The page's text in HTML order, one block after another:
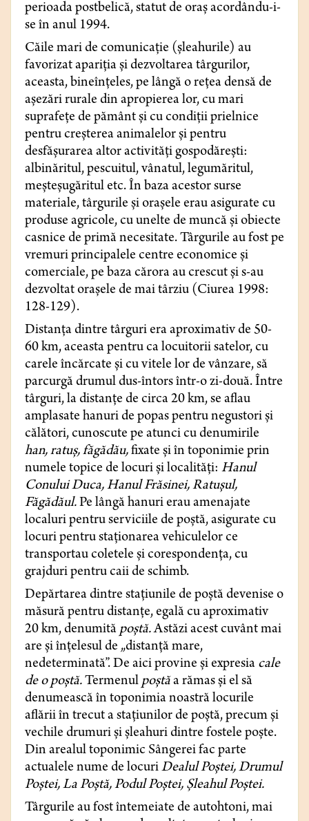
perioada postbelică, statut de oraș acordându-i-
se în anul 1994.
Căile mari de comunicație (șleahurile) au
favorizat apariția și dezvoltarea târgurilor,
aceasta, bineînțeles, pe lângă o rețea densă de
așezări rurale din apropierea lor, cu mari
suprafețe de pământ și cu condiții prielnice
pentru creșterea animalelor și pentru
desfășurarea altor activități gospodărești:
albinăritul, pescuitul, vânatul, legumăritul,
meșteșugăritul etc. În baza acestor surse
materiale, târgurile și orașele erau asigurate cu
produse agricole, cu unelte de muncă și obiecte
casnice de primă necesitate. Târgurile au fost pe
vremuri principalele centre economice și
comerciale, pe baza cărora au crescut și s-au
dezvoltat orașele de mai târziu (Ciurea 1998:
128-129).
Distanța dintre târguri era aproximativ de 50-
60 km, aceasta pentru ca locuitorii satelor, cu
carele încărcate și cu vitele lor de vânzare, să
parcurgă drumul dus-întors într-o zi-două. Între
târguri, la distanțe de circa 20 km, se aflau
amplasate hanuri de popas pentru negustori și
călători, cunoscute pe atunci cu denumirile
han, ratuș, făgădău,fixate și în toponimie prin
numele topice de locuri și localități: Hanul
Conului Duca, Hanul Frăsinei, Ratușul,
Făgădăul.Pe lângă hanuri erau amenajate
localuri pentru serviciile de poștă, asigurate cu
locuri pentru staționarea vehiculelor ce
transportau coletele și corespondența, cu
grajduri pentru caii de schimb.
Depărtarea dintre stațiunile de poștă devenise o
măsură pentru distanțe, egală cu aproximativ
20 km, denumită poștă.Astăzi acest cuvânt mai
are și înțelesul de „distanță mare,
nedeterminată”. De aici provine și expresia cale
de o poștă.Termenul poștăa rămas și el să
denumească în toponimia noastră locurile
aflării în trecut a stațiunilor de poștă, precum și
vechile drumuri și șleahuri dintre fostele poște.
Din arealul toponimic Sângerei fac parte
actualele nume de locuriDealul Poștei, Drumul
Poștei, La Poștă, Podul Poștei, Șleahul Poștei.
Târgurile au fost întemeiate de autohtoni, mai